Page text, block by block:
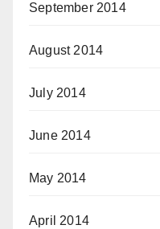
September 2014
August 2014
July 2014
June 2014
May 2014
April 2014